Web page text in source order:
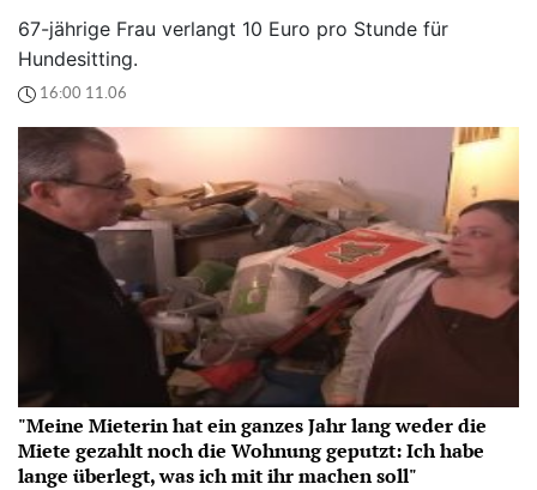
67-jährige Frau verlangt 10 Euro pro Stunde für
Hundesitting.
16:00 11.06
"Meine Mieterin hat ein ganzes Jahr lang weder die
Miete gezahlt noch die Wohnung geputzt: Ich habe
lange überlegt, was ich mit ihr machen soll"